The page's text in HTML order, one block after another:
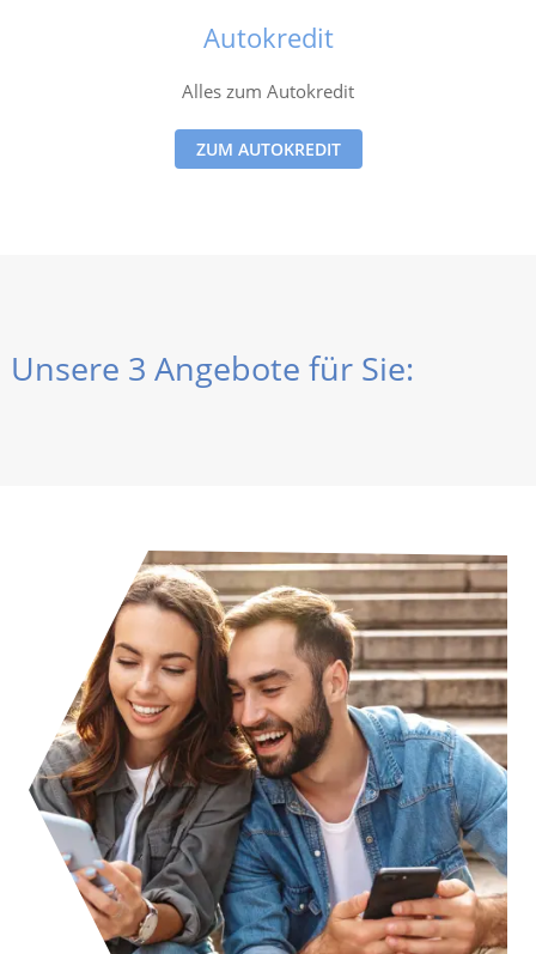
Autokredit
Alles zum Autokredit
ZUM AUTOKREDIT
Unsere 3 Angebote für Sie: